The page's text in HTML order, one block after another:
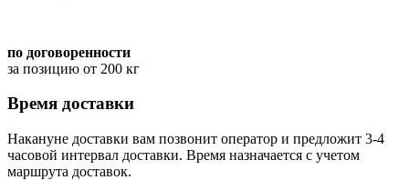
по договоренности
за позицию от 200 кг
Время доставки
Накануне доставки вам позвонит оператор и предложит 3-4
часовой интервал доставки. Время назначается с учетом
маршрута доставок.